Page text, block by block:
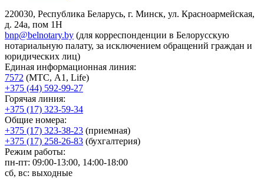
220030, Республика Беларусь, г. Минск, ул. Красноармейская,
д. 24а, пом 1Н
bnp@belnotary.by (для корреспонденции в Белорусскую
нотариальную палату, за исключением обращений граждан и
юридических лиц)
Единая информационная линия:
7572 (МТС, A1, Life)
+375 (44) 592-99-27
Горячая линия:
+375 (17) 323-59-34
Общие номера:
+375 (17) 323-38-23 (приемная)
+375 (17) 258-26-83 (бухгалтерия)
Режим работы:
пн-пт: 09:00-13:00, 14:00-18:00
сб, вс: выходные